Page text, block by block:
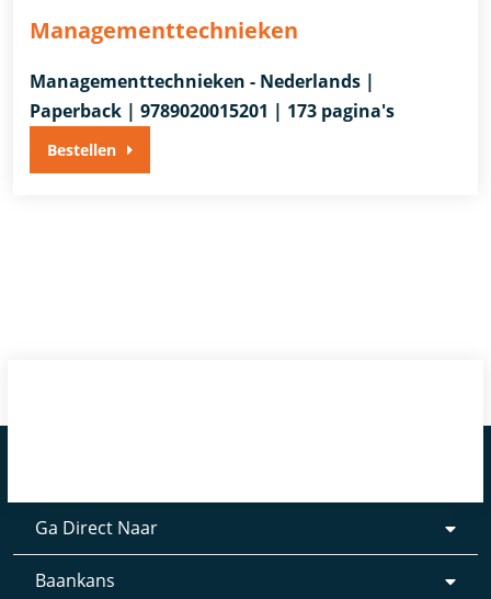
Managementtechnieken
Managementtechnieken - Nederlands |
Paperback | 9789020015201 | 173 pagina's
Bestellen
Ga Direct Naar
Baankans